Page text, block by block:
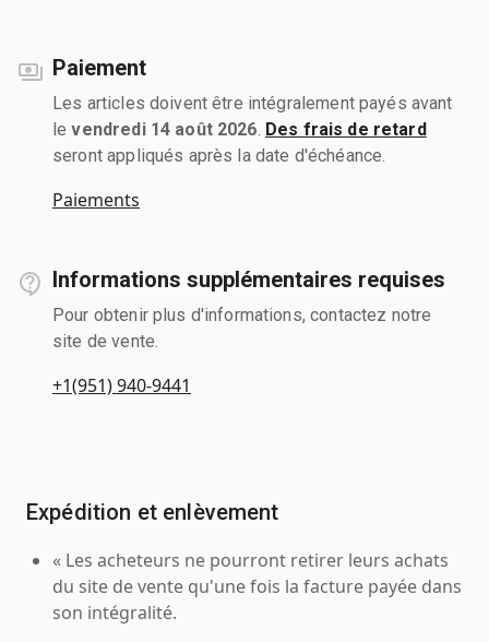
Paiement
Les articles doivent être intégralement payés avant
levendredi 14 août 2026 Des frais de retard
seront appliqués après la date d'échéance.
Paiements
Informations supplémentaires requises
Pour obtenir plus d'informations, contactez notre
site de vente.
+1(951) 940-9441
Expédition et enlèvement
« Les acheteurs ne pourront retirer leurs achats
du site de vente qu'une fois la facture payée dans
son intégralité.